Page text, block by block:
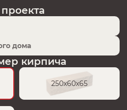
дома
кирпича
250х60х65